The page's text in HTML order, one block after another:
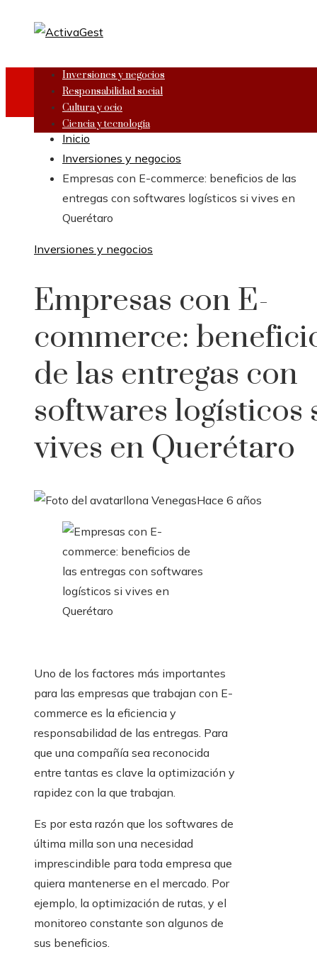
Inversiones y negocios
Responsabilidad social
Cultura y ocio
Ciencia y tecnología
Inicio
Inversiones y negocios
Empresas con E-commerce: beneficios de las
entregas con softwares logísticos si vives en
Querétaro
Inversiones y negocios
Empresas con E-
commerce:
de las entregas con
softwares logísticos
vives en Querétaro
Ilona VenegasHace 6 años
Uno de los factores más importantes
para las empresas que trabajan con E-
commerce es la eficiencia y
responsabilidad de las entregas. Para
que una compañía sea reconocida
entre tantas es clave la optimización y
rapidez con la que trabajan.
Es por esta razón que los softwares de
última milla son una necesidad
imprescindible para toda empresa que
quiera mantenerse en el mercado. Por
ejemplo, la optimización de rutas, y el
monitoreo constante son algunos de
sus beneficios.